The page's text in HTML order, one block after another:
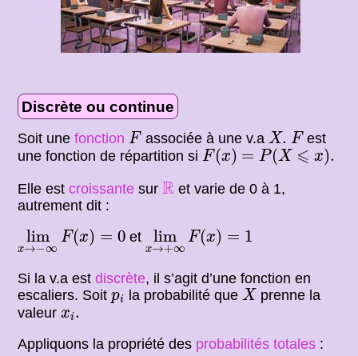
Discrète ou continue
Soit unefonction F
Fassociée à une v.a X.
X. F
Fest
une fonction de répartition siF(x) = P(X ⩽ x).
F(x)= P(X⩽x) .
Elle estcroissante sur R
R et varie de 0 à 1,
autrement dit :
lim
x→−∞
F(x) = 0
lim →−∞ F =et lim
x→+∞
F(x) = 1
lim →+∞ F =
Si la v.a estdiscrète, il s’agit d’une fonction en
escaliers. Soitpi
pi la probabilité queX
X prenne la
valeurxi.
xi.
Appliquons la propriété des probabilités totales :